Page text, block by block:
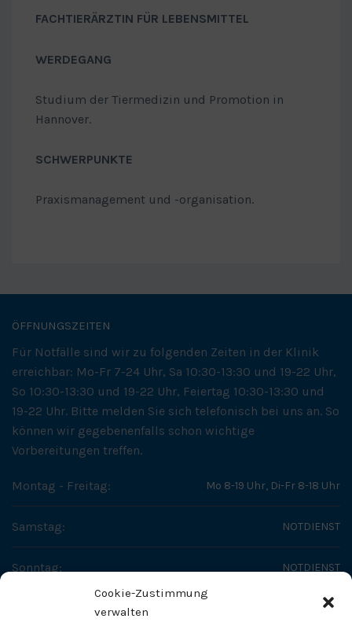
Cookie-Zustimmung
verwalten
FACHTIERÄRZTIN FÜR LEBENSMITTEL
WERDEGANG
Studium der Tiermedizin und Promotion in
Hannover.
SCHWERPUNKTE
Praxismanagement und -organisation.
ÖFFNUNGSZEITEN
Für Notfälle sind wir zu folgenden Zeiten in der Klinik
erreichbar: Mo-Fr 7-24 Uhr, Sa 10:30-13:30 und 19-22 Uhr,
So 10:30-13:30 und 19-22 Uhr, Feiertag 10:30-13:30 und
19-22 Uhr. Bitte melden Sie sich telefonisch bei uns an. So
können wir gegebenenfalls schon wichtige
Vorbereitungen treffen.
Montag - Freitag: Mo 8-19 Uhr, Di-Fr 8-18 Uhr
Samstag: NOTDIENST
Sonntag: NOTDIENST
SO ERREICHEN SIE UNS